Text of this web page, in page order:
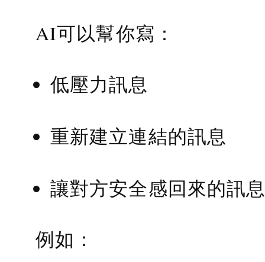
AI可以幫你寫：
低壓力訊息
重新建立連結的訊息
讓對方安全感回來的訊
例如：